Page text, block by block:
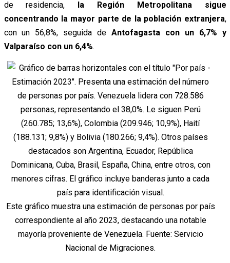
de residencia, la Región Metropolitana sigue
concentrando la mayor parte de la población extranjera,
con un 56,8%, seguida de Antofagasta con un 6,7% y
Valparaíso con un 6,4%.
Este gráfico muestra una estimación de personas por país
correspondiente al año 2023, destacando una notable
mayoría proveniente de Venezuela. Fuente: Servicio
Nacional de Migraciones.